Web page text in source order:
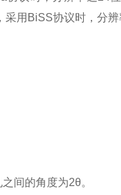
用BiSS协议时，分辨
间的角度为2θ。